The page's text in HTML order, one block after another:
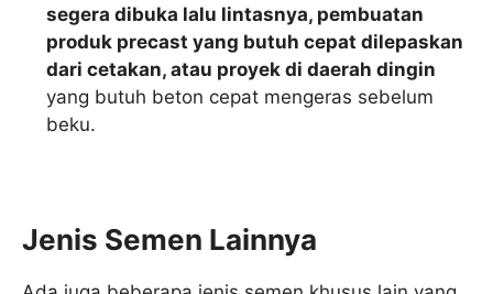
segera dibuka lalu lintasnya, pembuatan
produk precast yang butuh cepat dilepaskan
dari cetakan, atau proyek di daerah dingin
yang butuh beton cepat mengeras sebelum
beku.
Jenis Semen Lainnya